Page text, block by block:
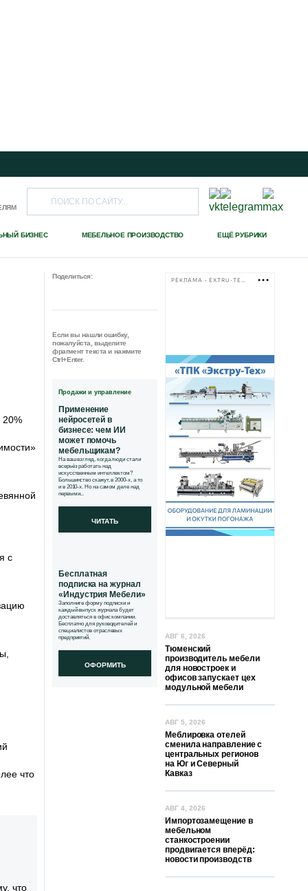
БИЗНЕС МЕБЕЛЬНОЕ ПРОИЗВОДСТВО ЕЩЁ РУБРИКИ
20%
с
что
что
Поделиться:
Если вы нашли ошибку,
пожалуйста, выделите
фрагмент текста и нажмите
Ctrl+Enter.
Продажи и управление
Применение
нейросетей в
бизнесе: чем ИИ
может помочь
мебельщикам?
На ваш взгляд, когда люди стали
всерьёз работать над
искусственным интеллектом?
Большинство скажут, в 2000-х, а то
и в 2010-х. Но на самом деле над
первыми...
ЧИТАТЬ
Бесплатная
подписка на журнал
«Индустрия Мебели»
Заполните форму подписки и
каждый выпуск журнала будет
доставляться в офис компании.
Бесплатно для руководителей и
специалистов отраслевых
предприятий.
ОФОРМИТЬ
АВГ 6, 2026
Тюменский
производитель мебели
для новостроек и
офисов запускает цех
модульной мебели
АВГ 5, 2026
Меблировка отелей
сменила направление с
центральных регионов
на Юг и Северный
Кавказ
АВГ 4, 2026
Импортозамещение в
мебельном
станкостроении
продвигается вперёд:
новости производств